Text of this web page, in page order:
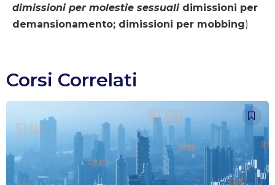
dimissioni per molestie sessualidimissioni per
demansionamento; dimissioni per mobbing)
Corsi Correlati